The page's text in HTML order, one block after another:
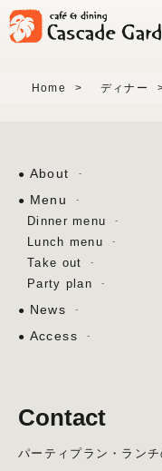
Home > ディナー
About
Menu
Dinner menu
Lunch menu
Take out
Party plan
News
Access
Contact
パーティプラン・ラン